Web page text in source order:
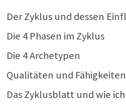
Der Zyklus und dessen
Die 4 Phasen im Zyklus
Die 4 Archetypen
Qualitäten und
Das Zyklusblatt und wie